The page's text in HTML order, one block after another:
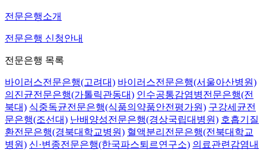
전문은행소개
전문은행 신청안내
전문은행 목록
바이러스전문은행(고려대) 바이러스전문은행(서울아산병원)
의진균전문은행(가톨릭관동대) 인수공통감염병전문은행(전
북대) 식중독균전문은행(식품의약품안전평가원) 구강세균전
문은행(조선대) 난배양성전문은행(경상국립대병원) 호흡기질
환전문은행(경북대학교병원) 혈액분리전문은행(전북대학교
병원) 신·변종전문은행(한국파스퇴르연구소) 의료관련감염내